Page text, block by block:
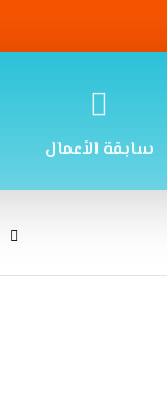
سابقة الأعمال